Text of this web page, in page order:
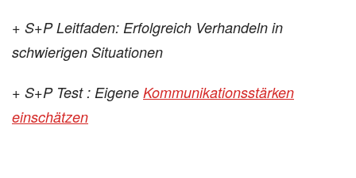
+ S+P Leitfaden: Erfolgreich Verhandeln in
schwierigen Situationen
+ S+P Test : Eigene Kommunikationsstärken
einschätzen